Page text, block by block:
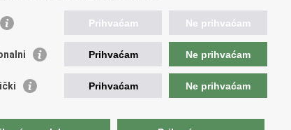
Prihvaćam Ne prihvaćam
Prihvaćam Ne prihvaćam
Prihvaćam Ne prihvaćam